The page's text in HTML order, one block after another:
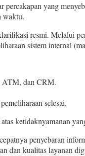
yang
waktu.
resmi. Melalui
sistem internal
ATM, dan CRM.
selesai.
ketidaknyamanan
penyebaran
dan kualitas layanan